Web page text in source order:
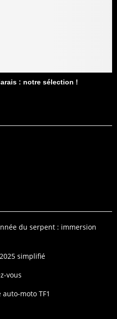
: notre sélection !
du serpent : immersion
simplifié
vous
moto TF1